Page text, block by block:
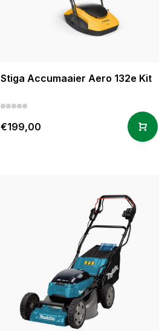
Stiga Accumaaier Aero 132e Kit
€199,00